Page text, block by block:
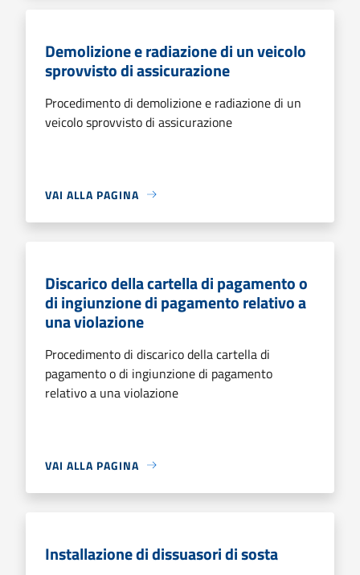
Demolizione e radiazione di un veicolo
sprovvisto di assicurazione
Procedimento di demolizione e radiazione di un
veicolo sprovvisto di assicurazione
VAI ALLA PAGINA
Discarico della cartella di pagamento o
di ingiunzione di pagamento relativo a
una violazione
Procedimento di discarico della cartella di
pagamento o di ingiunzione di pagamento
relativo a una violazione
VAI ALLA PAGINA
Installazione di dissuasori di sosta